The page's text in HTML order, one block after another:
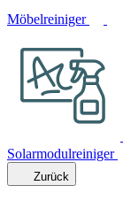
Möbelreiniger
Solarmodulreiniger
Zurück